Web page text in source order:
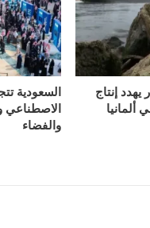
إنتاج
ألمانيا
السعودية
الاصطناعي
والفضاء